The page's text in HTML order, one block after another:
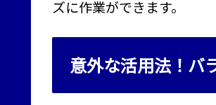
ズに作業ができます。
意外な活用法！バ